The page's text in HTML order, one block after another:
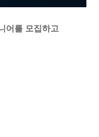
어를 모집하고